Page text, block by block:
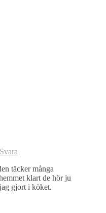
Svara
täcker många
klart de hör ju
gjort i köket.